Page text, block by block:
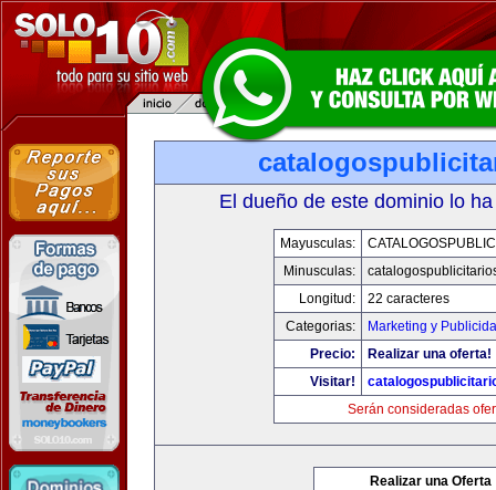
El dueño de este dominio lo
Mayusculas:
Minusculas:
Longitud:
22 caracteres
Categorias:
Marketing y
Precio:
Realizar una oferta!
Visitar!
Serán consideradas
Realizar una Oferta